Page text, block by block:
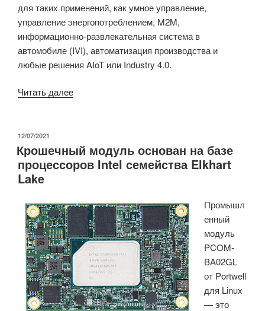
для таких применений, как умное управление,
управление энергопотреблением, M2M,
информационно-развлекательная система в
автомобиле (IVI), автоматизация производства и
любые решения AIoT или Industry 4.0.
Читать далее«Компания
плату
Pico-
безвентиляторный
ПК
на
базе
Atom
x6211E»
ОПУБЛИКОВАНО
12/07/2021
Крошечный модуль основан на базе
процессоров Intel семейства Elkhart
Lake
Промышл
енный
модуль
PCOM-
BA02GL
от Portwell
для Linux
— это